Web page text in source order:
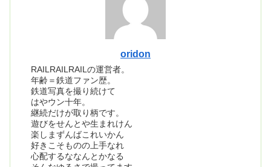
oridon
RAILRAILRAILの運営者。
年齢＝鉄道ファン歴。
鉄道写真を撮り続けて
はやウン十年。
継続だけが取り柄です。
遊びをせんとや生まれけん
楽しまずんばこれいかん
好きこそものの上手なれ
心配するななんとかなる